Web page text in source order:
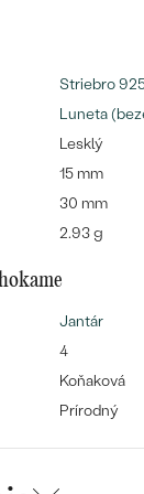
PREZRIEŤ
DIAMANTMI
Striebro
Luneta
Lesklý
15 mm
30 mm
2.93 g
Jantár
4
Koňaková
Prírodný